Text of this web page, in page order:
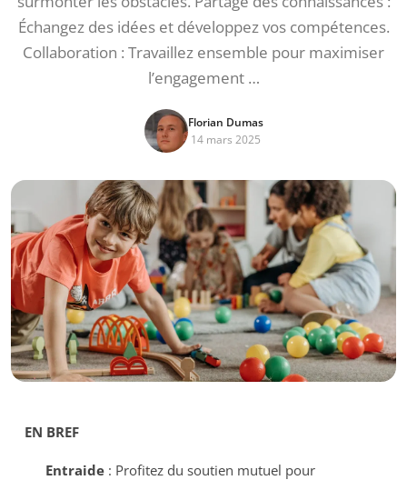
Échangez des idées et développez vos compétences.
Collaboration : Travaillez ensemble pour maximiser
l’engagement …
Florian Dumas
14 mars 2025
EN BREF
Entraide: Profitez du soutien mutuel pour